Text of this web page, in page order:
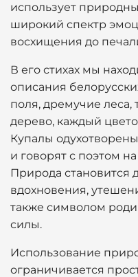
использует
широкий спектр
восхищения до
В его стихах мы
описания
поля, дремучие леса,
дерево, каждый
Купалы
и говорят с поэтом
Природа становится
вдохновения,
также символом
силы.
Использование
ограничивается